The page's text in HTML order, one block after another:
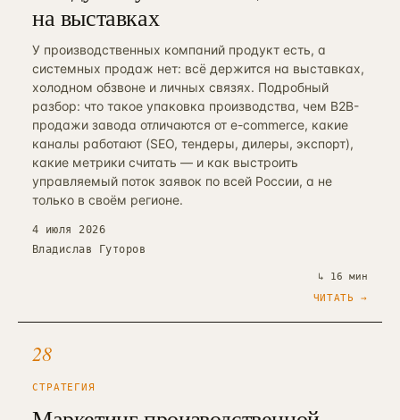
на выставках
У производственных компаний продукт есть, а
системных продаж нет: всё держится на выставках,
холодном обзвоне и личных связях. Подробный
разбор: что такое упаковка производства, чем B2B-
продажи завода отличаются от e-commerce, какие
каналы работают (SEO, тендеры, дилеры, экспорт),
какие метрики считать — и как выстроить
управляемый поток заявок по всей России, а не
только в своём регионе.
4 июля 2026
Владислав Гуторов
↳ 16 мин
ЧИТАТЬ →
28
СТРАТЕГИЯ